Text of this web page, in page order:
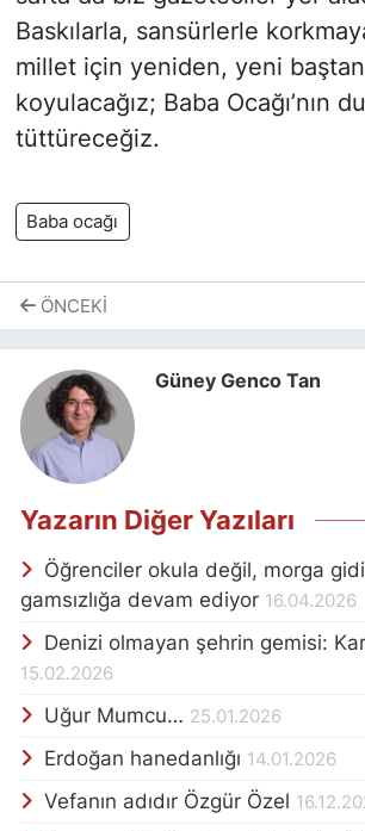
Baskılarla, sansürlerle
millet için yeniden, yeni
koyulacağız; Baba Ocağı’nın
tüttüreceğiz.
Baba ocağı
ÖNCEKI
Güney Genco Tan
Yazarın Diğer Yazıları
Öğrenciler okula değil, morga
gamsızlığa devam ediyor 16.04.2026
Denizi olmayan şehrin gemisi:
15.02.2026
Uğur Mumcu… 25.01.2026
Erdoğan hanedanlığı 14.01.2026
Vefanın adıdır Özgür Özel